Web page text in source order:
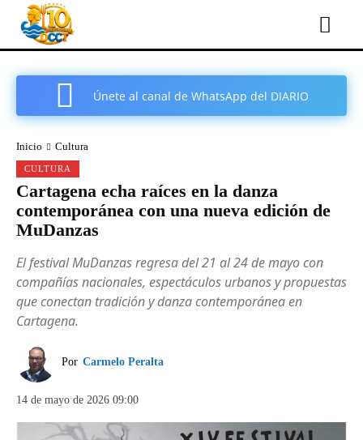
Únete al canal de WhatsApp del DIARIO
Inicio Cultura
CULTURA
Cartagena echa raíces en la danza
contemporánea con una nueva edición de
MuDanzas
El festival MuDanzas regresa del 21 al 24 de mayo con
compañías nacionales, espectáculos urbanos y propuestas
que conectan tradición y danza contemporánea en
Cartagena.
Por Carmelo Peralta
14 de mayo de 2026 09:00